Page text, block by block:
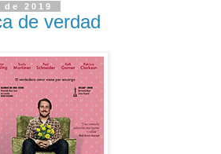
2019
de verdad